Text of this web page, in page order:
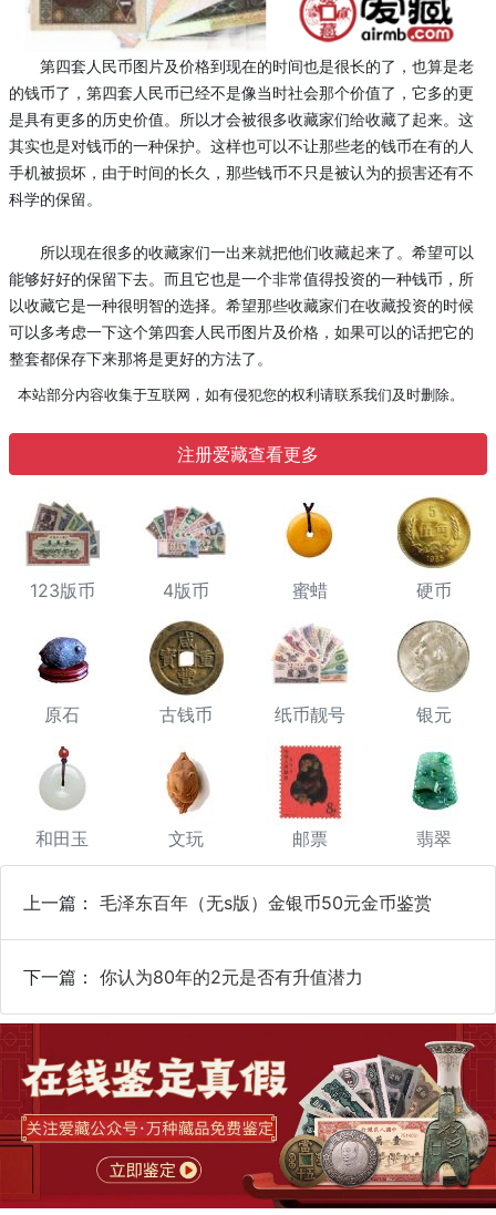
第四套人民币图片及价格到现在的时间也是很长的了，也算是老
的钱币了，第四套人民币已经不是像当时社会那个价值了，它多的更
是具有更多的历史价值。所以才会被很多收藏家们给收藏了起来。这
其实也是对钱币的一种保护。这样也可以不让那些老的钱币在有的人
手机被损坏，由于时间的长久，那些钱币不只是被认为的损害还有不
科学的保留。
所以现在很多的收藏家们一出来就把他们收藏起来了。希望可以
能够好好的保留下去。而且它也是一个非常值得投资的一种钱币，所
以收藏它是一种很明智的选择。希望那些收藏家们在收藏投资的时候
可以多考虑一下这个第四套人民币图片及价格，如果可以的话把它的
整套都保存下来那将是更好的方法了。
本站部分内容收集于互联网，如有侵犯您的权利请联系我们及时删除。
注册爱藏查看更多
123版币 4版币 蜜蜡 硬币
原石 古钱币 纸币靓号 银元
和田玉 文玩 邮票 翡翠
上一篇： 毛泽东百年（无s版）金银币50元金币鉴赏
下一篇： 你认为80年的2元是否有升值潜力